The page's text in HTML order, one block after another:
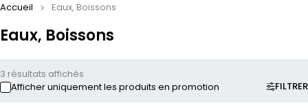
Eaux, Boissons
Accueil Eaux, Boissons
FILTRER
3 résultats affichés
Afficher uniquement les produits en promotion